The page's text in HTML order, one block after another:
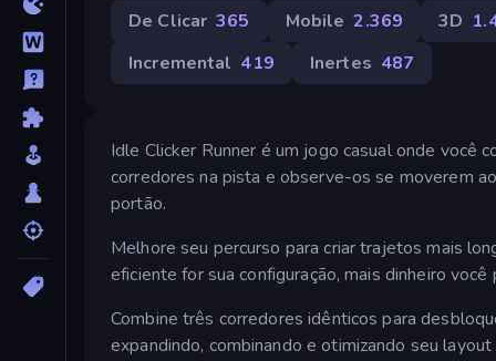
De Clicar 365 Mobile 2.369 3D
Incremental 419 Inertes 487
Idle Clicker Runner é um jogo casual onde você
corredores na pista e observe-os se moverem
portão.
Melhore seu percurso para criar trajetos mais
eficiente for sua configuração, mais dinheiro
Combine três corredores idênticos para
expandindo, combinando e otimizando seu